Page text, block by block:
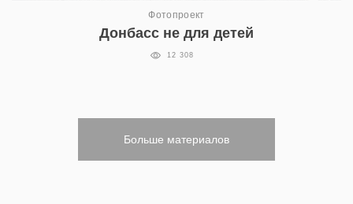
Фотопроект
Донбасс не для детей
12 308
Больше материалов